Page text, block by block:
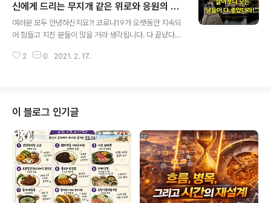
중요한 과제라는 생각이 들어서요. 제 남은 평생의 과업으
로 정했습니다. 천직을 찾은 사람들을 찾아 그들의 지혜와
노하우를 배워 사람들이 자신만의 천직을 찾는 것을 돕고
고자 하는 프로젝트입니다. 그래서 ‘천직여행 천직인터
신에게 드리는 무지개 같은 위로와 응원의 동
기부여 영상
여러분 모두 안녕하신지요?! 코로나19가 오랫동안 지속되
어 힘들고 지친 분들이 많을 거라 생각됩니다. 다 끝났다고
지만 그 가운데에서도 저는 한줄기 빛과 희망을 봅니다. 살
그런 날들이 우리 삶에서 영원히 지속될 수 없다는 사실을
누구나 다 잘 알 겁니다. 지난해 말에 강의 가는 길에 느낀
인생깨달음이 있어서요. ‘살아보니 모든 날들이 다 좋았더
라’는 주제로 영상을 담았는데요. 내용이 너무 좋아서요. 혼
자 자뻑하며 유튜브 구독자 1천명 돌파하면 그 때 공개하자
며 아껴두었던 영상인데요. ..
2 0 2021. 2. 17.
이 블로그 인기글